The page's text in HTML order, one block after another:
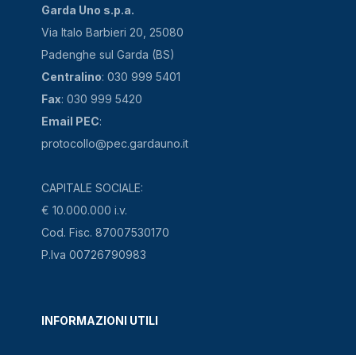
Garda Uno s.p.a.
Via Italo Barbieri 20, 25080
Padenghe sul Garda (BS)
Centralino: 030 999 5401
Fax: 030 999 5420
Email PEC:
protocollo@pec.gardauno.it
CAPITALE SOCIALE:
€ 10.000.000 i.v.
Cod. Fisc. 87007530170
P.Iva 00726790983
INFORMAZIONI UTILI